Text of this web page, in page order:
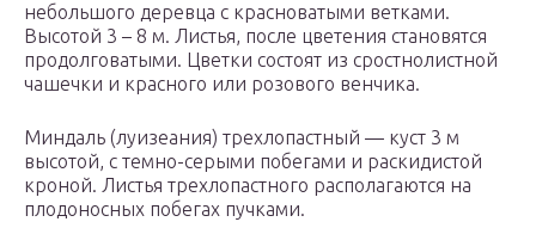
небольшого деревца с красноватыми ветками.
Высотой 3 – 8 м. Листья, после цветения становятся
продолговатыми. Цветки состоят из сростнолистной
чашечки и красного или розового венчика.
Миндаль (луизеания) трехлопастный — куст 3 м
высотой, с темно-серыми побегами и раскидистой
кроной. Листья трехлопастного располагаются на
плодоносных побегах пучками.